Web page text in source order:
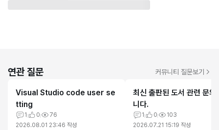
연관 질문 커뮤니티 질문보기
Visual Studio code user se
tting
1 0
76
2026.08.01 23:46 작성
최신 출판된 도서 관련 문의
니다.
1 0
103
2026.07.21 15:19 작성